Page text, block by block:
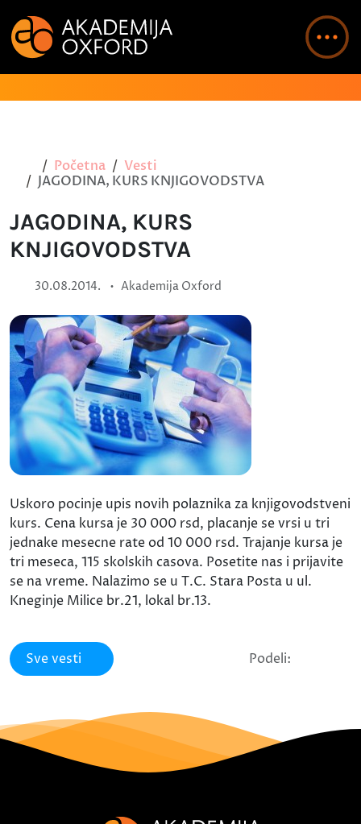
Početna
Vesti
JAGODINA, KURS KNJIGOVODSTVA
JAGODINA, KURS
KNJIGOVODSTVA
30.08.2014. • Akademija Oxford
Uskoro pocinje upis novih polaznika za knjigovodstveni
kurs. Cena kursa je 30 000 rsd, placanje se vrsi u tri
jednake mesecne rate od 10 000 rsd. Trajanje kursa je
tri meseca, 115 skolskih casova. Posetite nas i prijavite
se na vreme. Nalazimo se u T.C. Stara Posta u ul.
Kneginje Milice br.21, lokal br.13.
Sve vesti Podeli: